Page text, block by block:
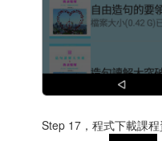
Step 17，程式下載課